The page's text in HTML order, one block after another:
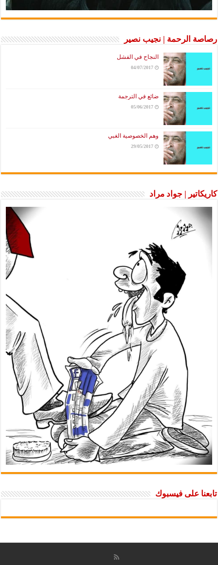
رصاصة الرحمة | نجيب نصير
النجاح في الفشل
04/07/2017
ضائع في الترجمة
05/06/2017
وهم الخصوصية الغبي
29/05/2017
كاريكاتير | جواد مراد
تابعنا على فيسبوك